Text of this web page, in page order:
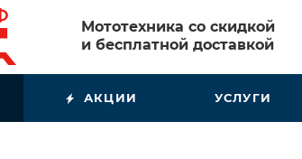
Мототехника со скидкой
и бесплатной доставкой
АКЦИИ УСЛУГИ